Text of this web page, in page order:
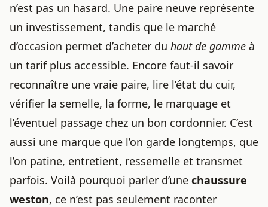
n’est pas un hasard. Une paire neuve représente
un investissement, tandis que le marché
d’occasion permet d’acheter du haut de gamme à
un tarif plus accessible. Encore faut-il savoir
reconnaître une vraie paire, lire l’état du cuir,
vérifier la semelle, la forme, le marquage et
l’éventuel passage chez un bon cordonnier. C’est
aussi une marque que l’on garde longtemps, que
l’on patine, entretient, ressemelle et transmet
parfois. Voilà pourquoi parler d’une chaussure
weston, ce n’est pas seulement raconter